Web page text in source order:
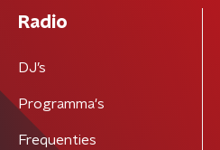
Radio
DJ’s
Programma's
Frequenties